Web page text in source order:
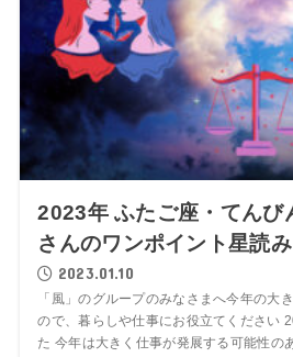
2023年 ふたご座・てんび
さんのワンポイント星読み
2023.01.10
「風」のグループのみなさまへ今年の大
ので、暮らしや仕事にお役立てください
た 今年は大きく仕事が発展する可能性の